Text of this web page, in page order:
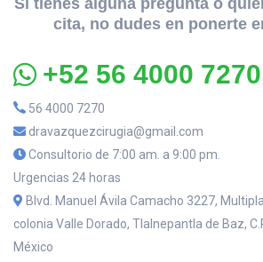
Si tienes alguna pregunta o
cita, no dudes en ponerte
+52 56 4000 7270
56 4000 7270
dravazquezcirugia@gmail.com
Consultorio de 7:00 am. a 9:00 pm.
Urgencias 24 horas
Blvd. Manuel Ávila Camacho 3227,
colonia Valle Dorado, Tlalnepantla de Baz,
México